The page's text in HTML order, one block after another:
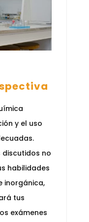
y el uso
no
habilidades
inorgánica,
tus
exámenes